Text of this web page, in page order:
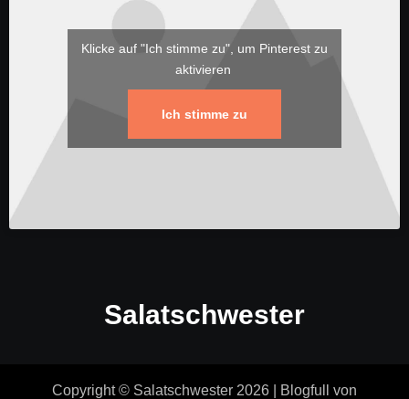
Klicke auf "Ich stimme zu", um Pinterest zu
aktivieren
Ich stimme zu
Salatschwester
Copyright © Salatschwester 2026 Blogfull
von